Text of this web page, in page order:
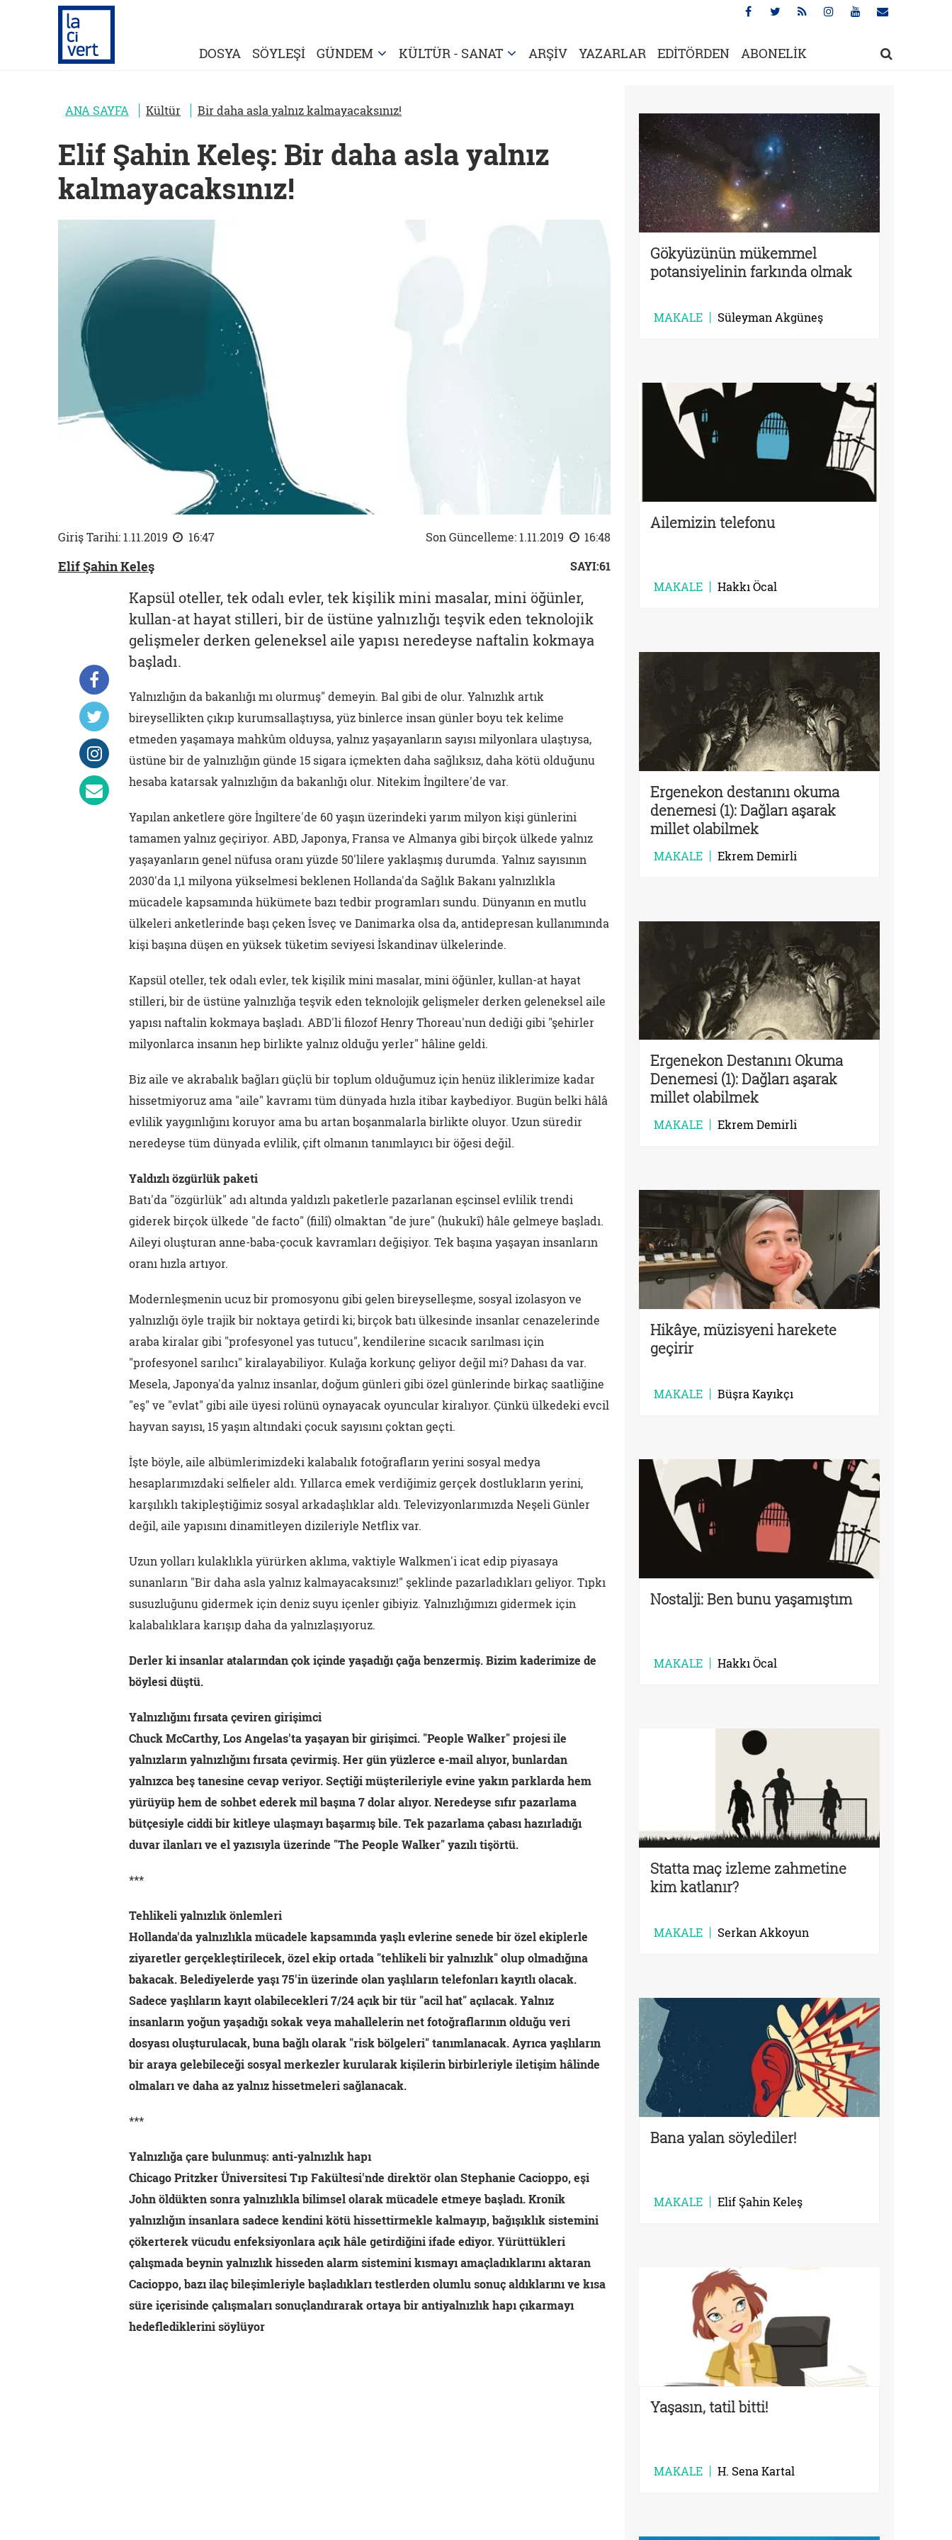
DOSYA SÖYLEŞİ GÜNDEM KÜLTÜR - SANAT ARŞİV YAZARLAR EDİTÖRDEN ABONELİK
ANA SAYFA Kültür Bir daha asla yalnız kalmayacaksınız!
Elif Şahin Keleş: Bir daha asla yalnız
kalmayacaksınız!
Giriş Tarihi: 1.11.2019 16:47 Son Güncelleme: 1.11.2019 16:48
Elif Şahin Keleş SAYI:61
Kapsül oteller, tek odalı evler, tek kişilik mini masalar, mini öğünler,
kullan-at hayat stilleri, bir de üstüne yalnızlığı teşvik eden teknolojik
gelişmeler derken geleneksel aile yapısı neredeyse naftalin kokmaya
başladı.
Yalnızlığın da bakanlığı mı olurmuş" demeyin. Bal gibi de olur. Yalnızlık artık
bireysellikten çıkıp kurumsallaştıysa, yüz binlerce insan günler boyu tek kelime
etmeden yaşamaya mahkûm olduysa, yalnız yaşayanların sayısı milyonlara ulaştıysa,
üstüne bir de yalnızlığın günde 15 sigara içmekten daha sağlıksız, daha kötü olduğunu
hesaba katarsak yalnızlığın da bakanlığı olur. Nitekim İngiltere'de var.
Yapılan anketlere göre İngiltere'de 60 yaşın üzerindeki yarım milyon kişi günlerini
tamamen yalnız geçiriyor. ABD, Japonya, Fransa ve Almanya gibi birçok ülkede yalnız
yaşayanların genel nüfusa oranı yüzde 50'lilere yaklaşmış durumda. Yalnız sayısının
2030'da 1,1 milyona yükselmesi beklenen Hollanda'da Sağlık Bakanı yalnızlıkla
mücadele kapsamında hükümete bazı tedbir programları sundu. Dünyanın en mutlu
ülkeleri anketlerinde başı çeken İsveç ve Danimarka olsa da, antidepresan kullanımında
kişi başına düşen en yüksek tüketim seviyesi İskandinav ülkelerinde.
Kapsül oteller, tek odalı evler, tek kişilik mini masalar, mini öğünler, kullan-at hayat
stilleri, bir de üstüne yalnızlığa teşvik eden teknolojik gelişmeler derken geleneksel aile
yapısı naftalin kokmaya başladı. ABD'li filozof Henry Thoreau'nun dediği gibi "şehirler
milyonlarca insanın hep birlikte yalnız olduğu yerler" hâline geldi.
Biz aile ve akrabalık bağları güçlü bir toplum olduğumuz için henüz iliklerimize kadar
hissetmiyoruz ama "aile" kavramı tüm dünyada hızla itibar kaybediyor. Bugün belki hâlâ
evlilik yaygınlığını koruyor ama bu artan boşanmalarla birlikte oluyor. Uzun süredir
neredeyse tüm dünyada evlilik, çift olmanın tanımlayıcı bir öğesi değil.
Yaldızlı özgürlük paketi
Batı'da "özgürlük" adı altında yaldızlı paketlerle pazarlanan eşcinsel evlilik trendi
giderek birçok ülkede "de facto" (fiilî) olmaktan "de jure" (hukukî) hâle gelmeye başladı.
Aileyi oluşturan anne-baba-çocuk kavramları değişiyor. Tek başına yaşayan insanların
oranı hızla artıyor.
Modernleşmenin ucuz bir promosyonu gibi gelen bireyselleşme, sosyal izolasyon ve
yalnızlığı öyle trajik bir noktaya getirdi ki; birçok batı ülkesinde insanlar cenazelerinde
araba kiralar gibi "profesyonel yas tutucu", kendilerine sıcacık sarılması için
"profesyonel sarılıcı" kiralayabiliyor. Kulağa korkunç geliyor değil mi? Dahası da var.
Mesela, Japonya'da yalnız insanlar, doğum günleri gibi özel günlerinde birkaç saatliğine
"eş" ve "evlat" gibi aile üyesi rolünü oynayacak oyuncular kiralıyor. Çünkü ülkedeki evcil
hayvan sayısı, 15 yaşın altındaki çocuk sayısını çoktan geçti.
İşte böyle, aile albümlerimizdeki kalabalık fotoğrafların yerini sosyal medya
hesaplarımızdaki selfieler aldı. Yıllarca emek verdiğimiz gerçek dostlukların yerini,
karşılıklı takipleştiğimiz sosyal arkadaşlıklar aldı. Televizyonlarımızda Neşeli Günler
değil, aile yapısını dinamitleyen dizileriyle Netflix var.
Uzun yolları kulaklıkla yürürken aklıma, vaktiyle Walkmen'i icat edip piyasaya
sunanların "Bir daha asla yalnız kalmayacaksınız!" şeklinde pazarladıkları geliyor. Tıpkı
susuzluğunu gidermek için deniz suyu içenler gibiyiz. Yalnızlığımızı gidermek için
kalabalıklara karışıp daha da yalnızlaşıyoruz.
Derler ki insanlar atalarından çok içinde yaşadığı çağa benzermiş. Bizim kaderimize de
böylesi düştü.
Yalnızlığını fırsata çeviren girişimci
Chuck McCarthy, Los Angelas'ta yaşayan bir girişimci. "People Walker" projesi ile
yalnızların yalnızlığını fırsata çevirmiş. Her gün yüzlerce e-mail alıyor, bunlardan
yalnızca beş tanesine cevap veriyor. Seçtiği müşterileriyle evine yakın parklarda hem
yürüyüp hem de sohbet ederek mil başına 7 dolar alıyor. Neredeyse sıfır pazarlama
bütçesiyle ciddi bir kitleye ulaşmayı başarmış bile. Tek pazarlama çabası hazırladığı
duvar ilanları ve el yazısıyla üzerinde "The People Walker" yazılı tişörtü.
***
Tehlikeli yalnızlık önlemleri
Hollanda'da yalnızlıkla mücadele kapsamında yaşlı evlerine senede bir özel ekiplerle
ziyaretler gerçekleştirilecek, özel ekip ortada "tehlikeli bir yalnızlık" olup olmadığına
bakacak. Belediyelerde yaşı 75'in üzerinde olan yaşlıların telefonları kayıtlı olacak.
Sadece yaşlıların kayıt olabilecekleri 7/24 açık bir tür "acil hat" açılacak. Yalnız
insanların yoğun yaşadığı sokak veya mahallelerin net fotoğraflarının olduğu veri
dosyası oluşturulacak, buna bağlı olarak "risk bölgeleri" tanımlanacak. Ayrıca yaşlıların
bir araya gelebileceği sosyal merkezler kurularak kişilerin birbirleriyle iletişim hâlinde
olmaları ve daha az yalnız hissetmeleri sağlanacak.
***
Yalnızlığa çare bulunmuş: anti-yalnızlık hapı
Chicago Pritzker Üniversitesi Tıp Fakültesi'nde direktör olan Stephanie Cacioppo, eşi
John öldükten sonra yalnızlıkla bilimsel olarak mücadele etmeye başladı. Kronik
yalnızlığın insanlara sadece kendini kötü hissettirmekle kalmayıp, bağışıklık sistemini
çökerterek vücudu enfeksiyonlara açık hâle getirdiğini ifade ediyor. Yürüttükleri
çalışmada beynin yalnızlık hisseden alarm sistemini kısmayı amaçladıklarını aktaran
Cacioppo, bazı ilaç bileşimleriyle başladıkları testlerden olumlu sonuç aldıklarını ve kısa
süre içerisinde çalışmaları sonuçlandırarak ortaya bir antiyalnızlık hapı çıkarmayı
hedeflediklerini söylüyor
Gökyüzünün mükemmel
potansiyelinin farkında olmak
MAKALE Süleyman Akgüneş
Ailemizin telefonu
MAKALE Hakkı Öcal
Ergenekon destanını okuma
denemesi (1): Dağları aşarak
millet olabilmek
MAKALE Ekrem Demirli
Ergenekon Destanını Okuma
Denemesi (1): Dağları aşarak
millet olabilmek
MAKALE Ekrem Demirli
Hikâye, müzisyeni harekete
geçirir
MAKALE Büşra Kayıkçı
Nostalji: Ben bunu yaşamıştım
MAKALE Hakkı Öcal
Statta maç izleme zahmetine
kim katlanır?
MAKALE Serkan Akkoyun
Bana yalan söylediler!
MAKALE Elif Şahin Keleş
Yaşasın, tatil bitti!
MAKALE H. Sena Kartal